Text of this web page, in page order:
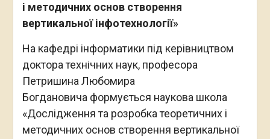
і методичних основ створення
вертикальної інфотехнології»
На кафедрі інформатики під керівництвом
доктора технічних наук, професора
Петришина Любомира
Богдановича формується наукова школа
«Дослідження та розробка теоретичних і
методичних основ створення вертикальної